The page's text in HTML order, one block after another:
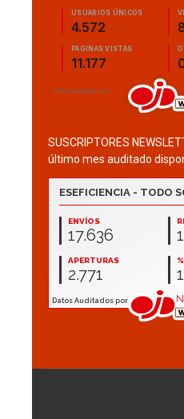
SUSCRIPTORES
último mes auditado